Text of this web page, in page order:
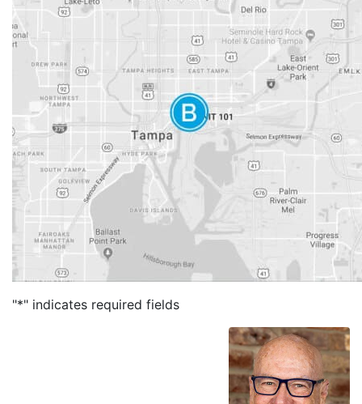
"*" indicates required fields